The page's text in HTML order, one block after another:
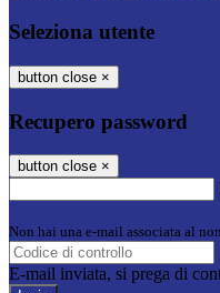
Seleziona utente
button close ×
Recupero password
button close ×
Non hai una e-mail associata al
E-mail inviata, si prega di